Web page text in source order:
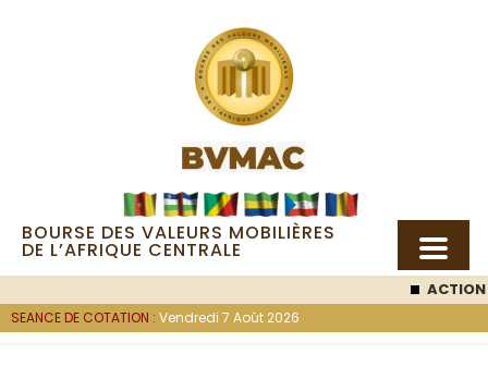
BOURSE DES VALEURS MOBILIÈRES
DE L’AFRIQUE CENTRALE
ACTION
SEANCE DE COTATION : Vendredi 7 Août 2026